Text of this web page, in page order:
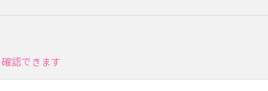
認できます